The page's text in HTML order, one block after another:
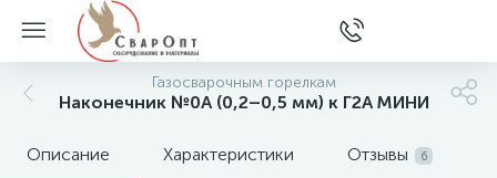
Газосварочным горелкам
Наконечник №0А (0,2–0,5 мм) к Г2А МИНИ
Описание Характеристики Отзывы 6